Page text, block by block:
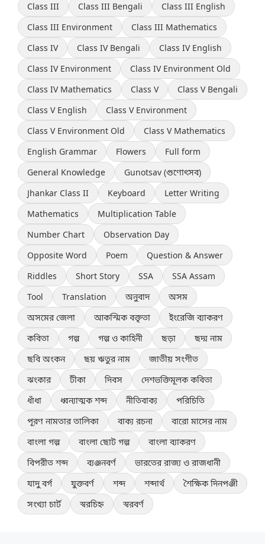
Class III
Class III Bengali
Class III English
Class III Environment
Class III Mathematics
Class IV
Class IV Bengali
Class IV English
Class IV Environment
Class IV Environment Old
Class IV Mathematics
Class V
Class V Bengali
Class V English
Class V Environment
Class V Environment Old
Class V Mathematics
English Grammar
Flowers
Full form
General Knowledge
Gunotsav (গুণোৎসব)
Jhankar Class II
Keyboard
Letter Writing
Mathematics
Multiplication Table
Number Chart
Observation Day
Opposite Word
Poem
Question & Answer
Riddles
Short Story SSA
SSA Assam
Tool
Translation অনুবাদ
অসম
অসমের জেলা
আকস্মিক বক্তৃতা
ইংরেজি ব্যাকরণ
কবিতা
গল্প গল্প ও কাহিনী ছড়া
ছদ্ম নাম
ছবি অংকন
ছয় ঋতুর নাম
জাতীয় সংগীত
ঝংকার
টীকা দিবস
দেশভক্তিমূলক কবিতা
ধাঁধা
ধ্বন্যাত্মক শব্দ নীতিবাক্য
পরিচিতি
পূরণ নামতার তালিকা
বাক্য রচনা
বারো মাসের নাম
বাংলা গল্প
বাংলা ছোট গল্প
বাংলা ব্যাকরণ
বিপরীত শব্দ
ব্যঞ্জনবর্ণ
ভারতের রাজ্য ও রাজধানী
যাদু বর্গ
যুক্তবর্ণ শব্দ শব্দার্থ
শৈক্ষিক দিনপঞ্জী
সংখ্যা চার্ট
স্বরচিহ্ন স্বরবর্ণ